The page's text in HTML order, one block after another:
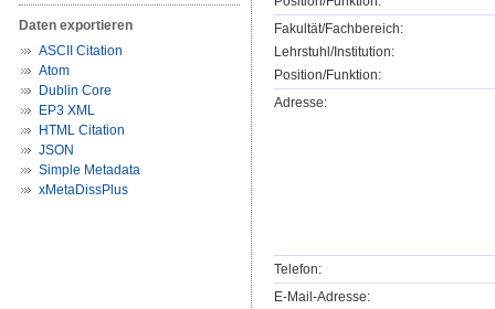
Daten exportieren
ASCII Citation
Atom
Dublin Core
EP3 XML
HTML Citation
JSON
Simple Metadata
xMetaDissPlus
Fakultät/Fachbereich:
Lehrstuhl/Institution:
Position/Funktion:
Adresse:
Telefon:
E-Mail-Adresse: